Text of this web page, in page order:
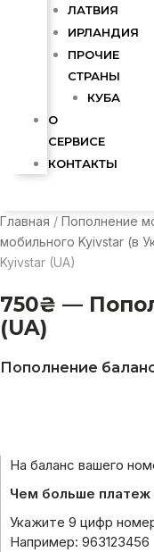
ЛАТВИЯ
ИРЛАНДИЯ
ПРОЧИЕ
СТРАНЫ
КУБА
О
СЕРВИСЕ
КОНТАКТЫ
Главная / Пополнение
мобильного Kyivstar (в
Kyivstar (UA)
750₴ —
(UA)
Пополнение
На баланс вашего
Чем больше
Укажите 9 цифр
Например: 963123456